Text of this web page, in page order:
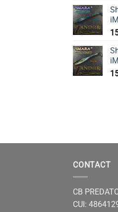
alese
în
pagina
CONTACT
CB
CUI: